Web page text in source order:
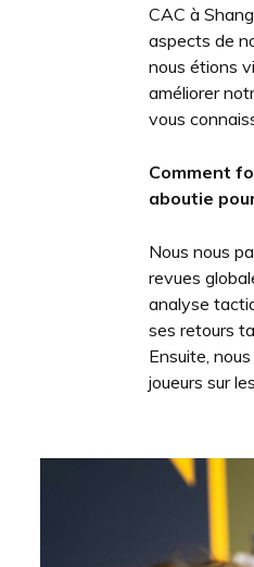
CAC à
aspects de
nous étions
améliorer
vous
Comment
aboutie
Nous nous
revues
analyse
ses retours
Ensuite,
joueurs sur